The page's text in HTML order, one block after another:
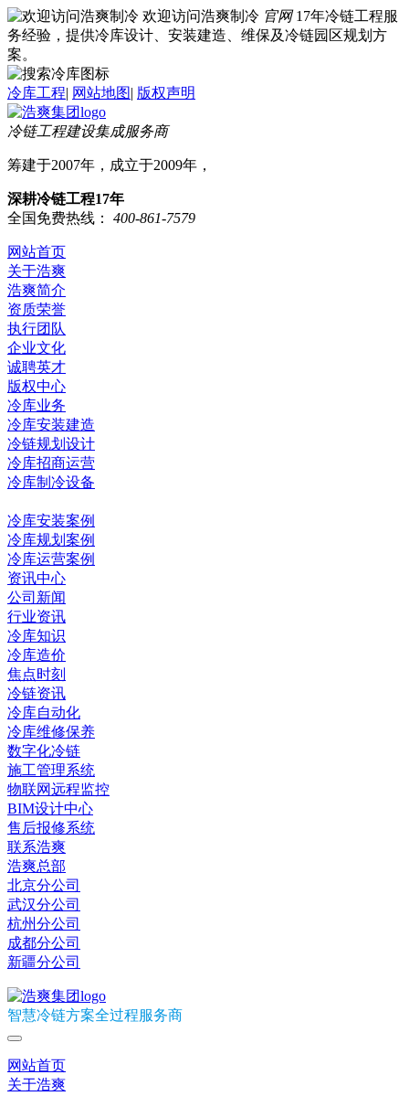
欢迎访问浩爽制冷 官网 17年冷链工程服
务经验，提供冷库设计、安装建造、维保及冷链园区规划方
案。
冷库工程| 网站地图| 版权声明
冷链工程建设集成服务商
筹建于2007年，成立于2009年，
深耕冷链工程17年
全国免费热线：
400-861-7579
网站首页
关于浩爽
浩爽简介
资质荣誉
执行团队
企业文化
诚聘英才
版权中心
冷库业务
冷库安装建造
冷链规划设计
冷库招商运营
冷库制冷设备
冷库安装案例
冷库规划案例
冷库运营案例
资讯中心
公司新闻
行业资讯
冷库知识
冷库造价
焦点时刻
冷链资讯
冷库自动化
冷库维修保养
数字化冷链
施工管理系统
物联网远程监控
BIM设计中心
售后报修系统
联系浩爽
浩爽总部
北京分公司
武汉分公司
杭州分公司
成都分公司
新疆分公司
智慧冷链方案全过程服务商
网站首页
关于浩爽